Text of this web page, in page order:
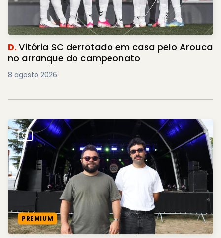
D.Vitória SC derrotado em casa pelo Arouca
no arranque do campeonato
8 agosto 2026
PREMIUM